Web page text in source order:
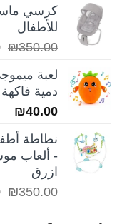
للأطفال
₪350.00
لعبة
دمية
₪40.00
- ألعاب
ازرق
₪350.00